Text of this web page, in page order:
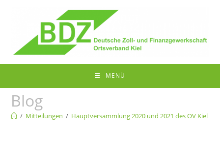
MENÜ
Blog
/ Mitteilungen / Hauptversammlung 2020 und 2021 des OV Kiel